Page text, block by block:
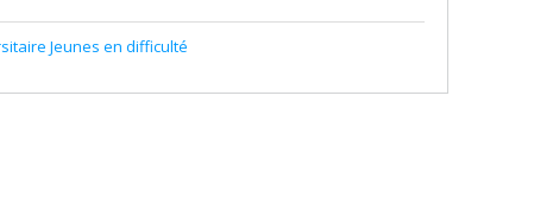
Jeunes en difficulté